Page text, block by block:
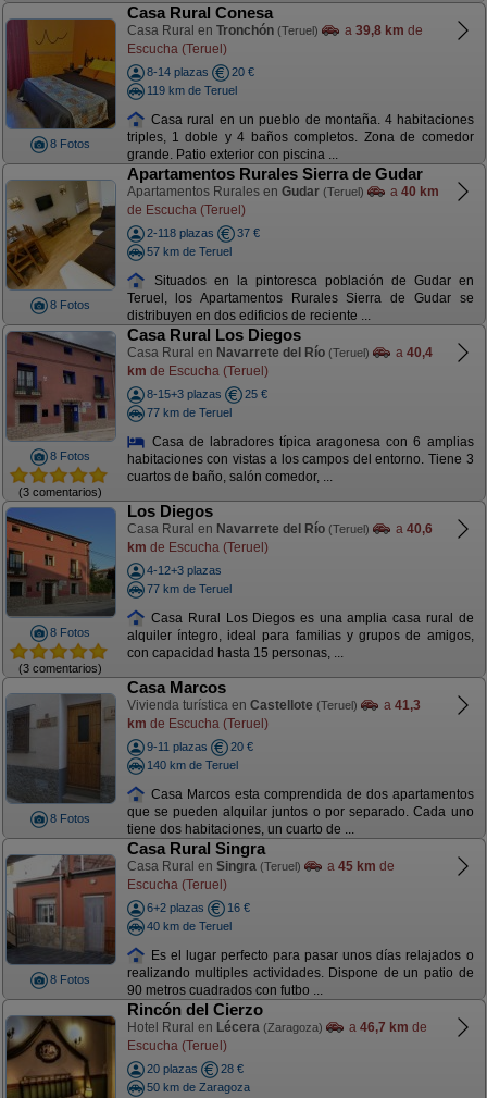
8 Fotos
Casa Rural Conesa
Casa Rural en Tronchón (Teruel) a 39,8 km de
Escucha (Teruel)
8-14 plazas
20 €
119 km de Teruel
Casa rural en un pueblo de montaña. 4 habitaciones
triples, 1 doble y 4 baños completos. Zona de comedor
grande. Patio exterior con piscina ...
8 Fotos
Apartamentos Rurales Sierra de Gudar
Apartamentos Rurales en Gudar (Teruel) a 40 km
de Escucha (Teruel)
2-118 plazas
37 €
57 km de Teruel
Situados en la pintoresca población de Gudar en
Teruel, los Apartamentos Rurales Sierra de Gudar se
distribuyen en dos edificios de reciente ...
8 Fotos
(3 comentarios)
Casa Rural Los Diegos
Casa Rural en Navarrete del Río (Teruel) a 40,4
km de Escucha (Teruel)
8-15+3 plazas
25 €
77 km de Teruel
Casa de labradores típica aragonesa con 6 amplias
habitaciones con vistas a los campos del entorno. Tiene 3
cuartos de baño, salón comedor, ...
8 Fotos
(3 comentarios)
Los Diegos
Casa Rural en Navarrete del Río (Teruel) a 40,6
km de Escucha (Teruel)
4-12+3 plazas
77 km de Teruel
Casa Rural Los Diegos es una amplia casa rural de
alquiler íntegro, ideal para familias y grupos de amigos,
con capacidad hasta 15 personas, ...
8 Fotos
Casa Marcos
Vivienda turística en Castellote (Teruel) a 41,3
km de Escucha (Teruel)
9-11 plazas
20 €
140 km de Teruel
Casa Marcos esta comprendida de dos apartamentos
que se pueden alquilar juntos o por separado. Cada uno
tiene dos habitaciones, un cuarto de ...
8 Fotos
Casa Rural Singra
Casa Rural en Singra (Teruel) a 45 km de
Escucha (Teruel)
6+2 plazas
16 €
40 km de Teruel
Es el lugar perfecto para pasar unos días relajados o
realizando multiples actividades. Dispone de un patio de
90 metros cuadrados con futbo ...
Rincón del Cierzo
Hotel Rural en Lécera (Zaragoza) a 46,7 km de
Escucha (Teruel)
20 plazas
28 €
50 km de Zaragoza